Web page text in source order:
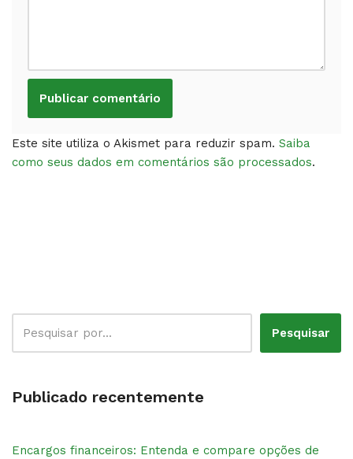
Este site utiliza o Akismet para reduzir spam. Saiba
como seus dados em comentários são processados.
Pesquisar
Publicado recentemente
Encargos financeiros: Entenda e compare opções de